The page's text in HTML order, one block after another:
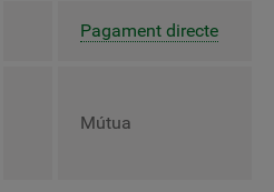
Pagament directe
Mútua